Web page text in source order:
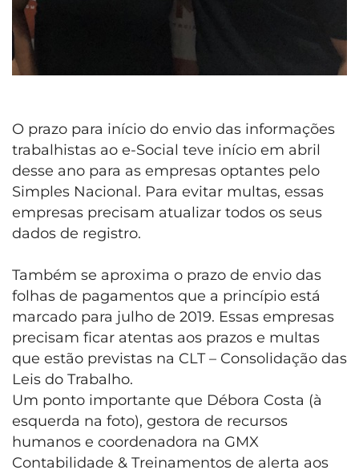
O prazo para início do envio das informações
trabalhistas ao e-Social teve início em abril
desse ano para as empresas optantes pelo
Simples Nacional. Para evitar multas, essas
empresas precisam atualizar todos os seus
dados de registro.
Também se aproxima o prazo de envio das
folhas de pagamentos que a princípio está
marcado para julho de 2019. Essas empresas
precisam ficar atentas aos prazos e multas
que estão previstas na CLT – Consolidação das
Leis do Trabalho.
Um ponto importante que Débora Costa (à
esquerda na foto), gestora de recursos
humanos e coordenadora na GMX
Contabilidade & Treinamentos de alerta aos